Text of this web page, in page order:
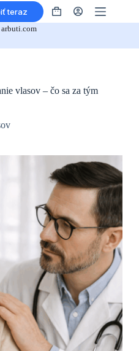
teraz
Nákupný
vlasov – čo sa za tým